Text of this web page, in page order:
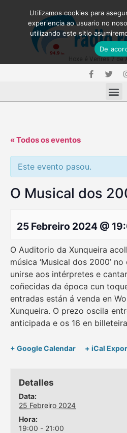
« Todos os eventos
Este evento pasou.
O Musical dos
25 Febreiro 2024 @
O Auditorio da Xunqueira
música ‘Musical dos 2000’
unirse aos intérpretes e
coñecidas da época cun
entradas están á venda en
Xunqueira. O prezo oscila
anticipada e os 16 en
+ Google Calendar + iCal
Detalles
Data:
25 Febreiro 2024
Hora:
19:00 - 21:00
Utilizamos cookies para
experiencia ao usuario no
utilizando este sitio
De